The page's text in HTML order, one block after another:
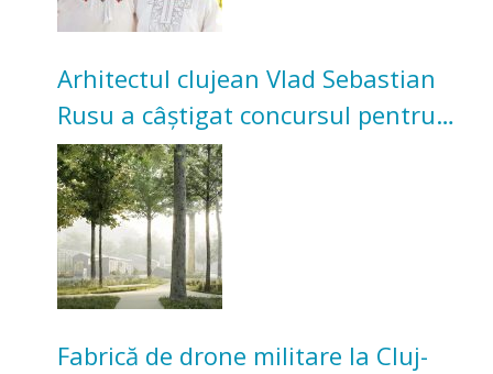
Arhitectul clujean Vlad Sebastian
Rusu a câștigat concursul pentru
transformarea Grădinii Casei
Universitarilor
Fabrică de drone militare la Cluj-